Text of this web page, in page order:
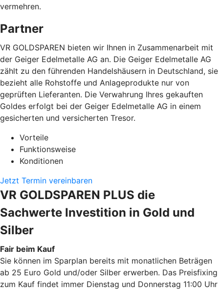
vermehren.
Partner
VR GOLDSPAREN bieten wir Ihnen in Zusammenarbeit mit
der Geiger Edelmetalle AG an. Die Geiger Edelmetalle AG
zählt zu den führenden Handelshäusern in Deutschland, sie
bezieht alle Rohstoffe und Anlageprodukte nur von
geprüften Lieferanten. Die Verwahrung Ihres gekauften
Goldes erfolgt bei der Geiger Edelmetalle AG in einem
gesicherten und versicherten Tresor.
Vorteile
Funktionsweise
Konditionen
Jetzt Termin vereinbaren
VR GOLDSPAREN PLUS die
Sachwerte Investition in Gold und
Silber
Fair beim Kauf
Sie können im Sparplan bereits mit monatlichen Beträgen
ab 25 Euro Gold und/oder Silber erwerben. Das Preisfixing
zum Kauf findet immer Dienstag und Donnerstag 11:00 Uhr